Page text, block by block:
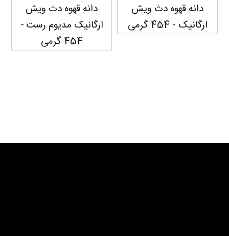
دانه قهوه دث ویش
ارگانیک - 454 گرمی
دانه قهوه دث ویش
ارگانیک مدیوم رست -
454 گرمی